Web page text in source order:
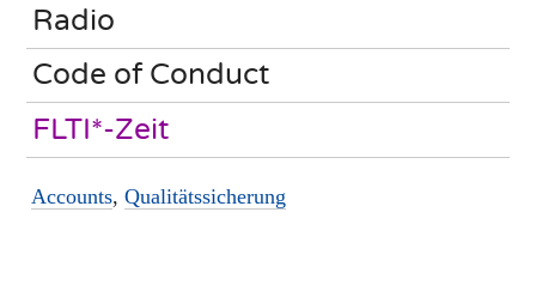
Radio
Code of Conduct
FLTI*-Zeit
Accounts, Qualitätssicherung